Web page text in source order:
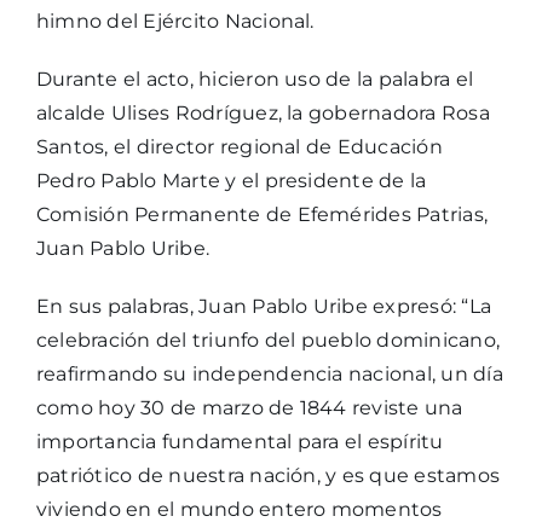
himno del Ejército Nacional.
Durante el acto, hicieron uso de la palabra el
alcalde Ulises Rodríguez, la gobernadora Rosa
Santos, el director regional de Educación
Pedro Pablo Marte y el presidente de la
Comisión Permanente de Efemérides Patrias,
Juan Pablo Uribe.
En sus palabras, Juan Pablo Uribe expresó: “La
celebración del triunfo del pueblo dominicano,
reafirmando su independencia nacional, un día
como hoy 30 de marzo de 1844 reviste una
importancia fundamental para el espíritu
patriótico de nuestra nación, y es que estamos
viviendo en el mundo entero momentos